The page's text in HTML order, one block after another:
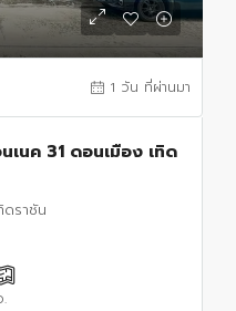
1 วัน ที่ผ่านมา
เนค 31 ดอนเมือง เทิด
ดราชัน
.